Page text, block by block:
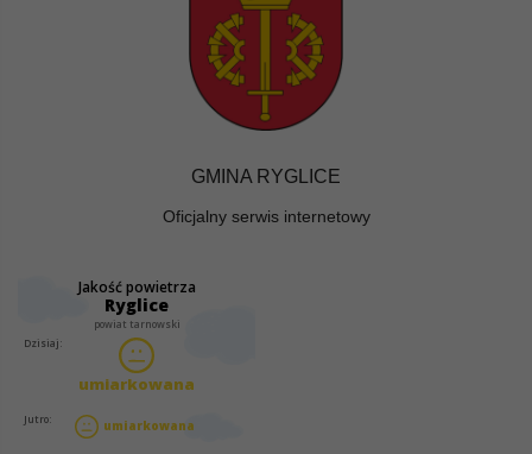
GMINA RYGLICE
Oficjalny serwis internetowy